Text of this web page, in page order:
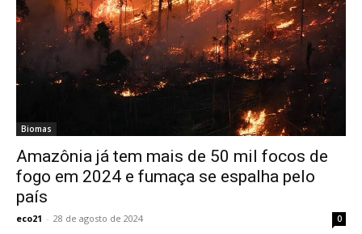
Biomas
Amazônia já tem mais de 50 mil focos de
fogo em 2024 e fumaça se espalha pelo
país
eco21 - 28 de agosto de 2024 0